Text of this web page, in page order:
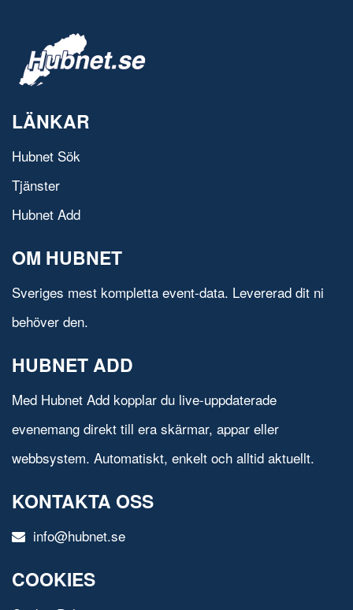
LÄNKAR
Hubnet Sök
Tjänster
Hubnet Add
OM HUBNET
Sveriges mest kompletta event-data. Levererad dit ni
behöver den.
HUBNET ADD
Med Hubnet Add kopplar du live-uppdaterade
evenemang direkt till era skärmar, appar eller
webbsystem. Automatiskt, enkelt och alltid aktuellt.
KONTAKTA OSS
info@hubnet.se
COOKIES